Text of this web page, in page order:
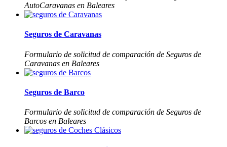
AutoCaravanas en Baleares
Seguros de Caravanas
Formulario de solicitud de comparación de Seguros de
Caravanas en Baleares
Seguros de Barco
Formulario de solicitud de comparación de Seguros de
Barcos en Baleares